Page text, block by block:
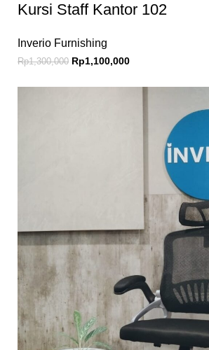
Kursi Staff Kantor 102
Inverio Furnishing
Rp1,300,000 Rp1,100,000